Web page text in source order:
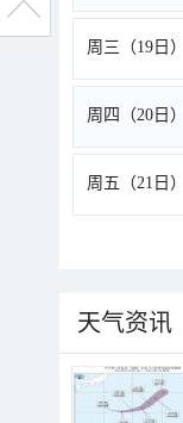
周三（19日）
周四（20日）
周五（21日）
天气资讯